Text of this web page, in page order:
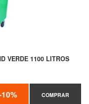
VERDE 1100 LITROS
COMPRAR